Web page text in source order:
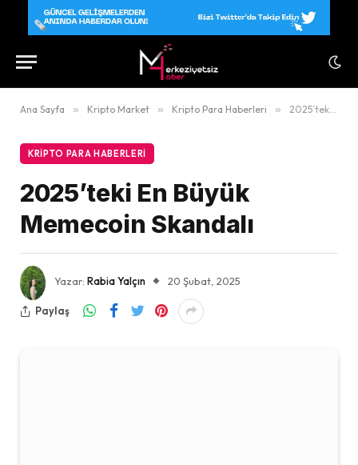
Ana Sayfa » Kripto Market » Kripto Para Haberleri » 2025’teki En Büyük Memecoin Skandalı
KRIPTO PARA HABERLERI
2025’teki En Büyük
Memecoin Skandalı
Yazar: Rabia Yalçın 20 Şubat, 2025
Paylaş